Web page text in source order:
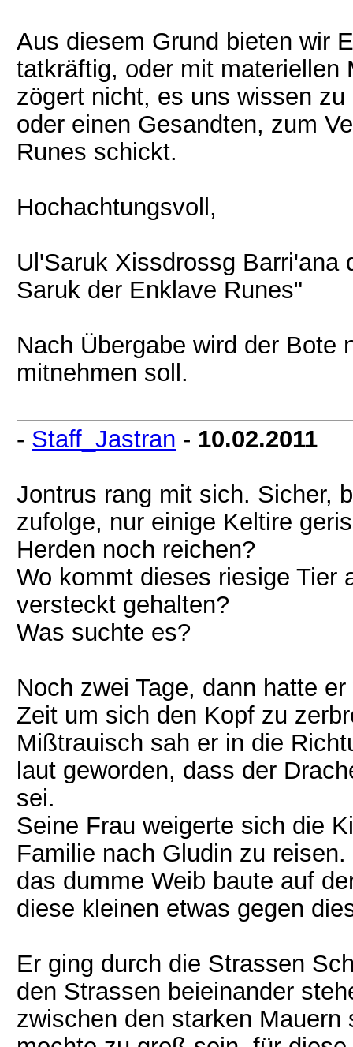
Aus diesem Grund bieten wir
tatkräftig, oder mit materiellen
zögert nicht, es uns wissen
oder einen Gesandten, zum
Runes schickt.
Hochachtungsvoll,
Ul'Saruk Xissdrossg Barri'ana
Saruk der Enklave Runes"
Nach Übergabe wird der Bote
mitnehmen soll.
- Staff_Jastran - 10.02.2011
Jontrus rang mit sich. Sicher,
zufolge, nur einige Keltire
Herden noch reichen?
Wo kommt dieses riesige Tier
versteckt gehalten?
Was suchte es?
Noch zwei Tage, dann hatte
Zeit um sich den Kopf zu
Mißtrauisch sah er in die
laut geworden, dass der
sei.
Seine Frau weigerte sich die
Familie nach Gludin zu
das dumme Weib baute auf
diese kleinen etwas gegen
Er ging durch die Strassen
den Strassen beieinander
zwischen den starken